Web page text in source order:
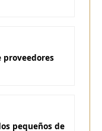
proveedores
pequeños de